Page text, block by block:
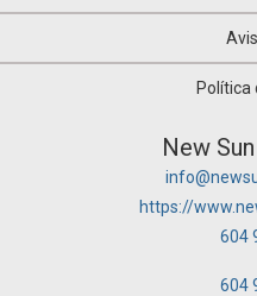
Política
New
https://
604
604